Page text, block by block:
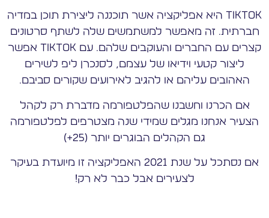
Tiktok היא אפליקציה אשר תוכננה ליצירת תוכן במדיה
חברתית. זה מאפשר למשתמשים שלה לשתף סרטונים
קצרים עם החברים והעוקבים שלהם. עם Tiktok אפשר
ליצור קטעי וידיאו של עצמם, לסנכרן ליפ לשירים
האהובים עליהם או להגיב לאירועים שקורים סביבם.
אם הכרנו וחשבנו שהפלטפורמה מדברת רק לקהל
הצעיר אנחנו מגלים שמידי שנה מצטרפים לפלטפורמה
גם הקהלים הבוגרים יותר (25+)
אם נסתכל על שנת 2021 האפליקציה זו מיועדת בעיקר
לצעירים אבל כבר לא רק!